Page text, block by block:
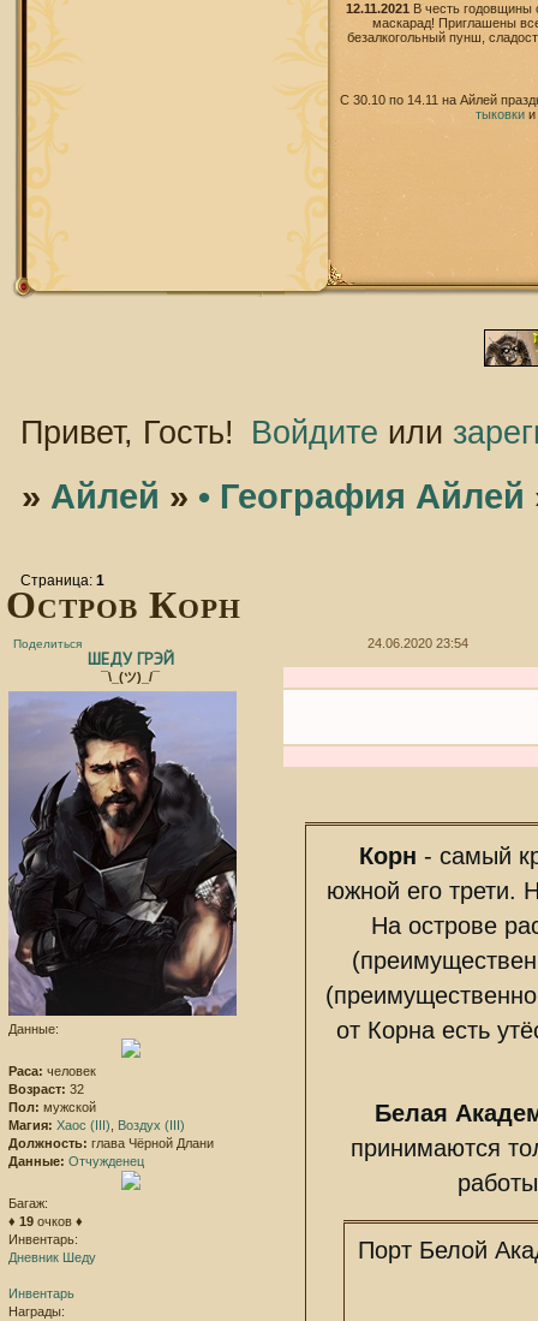
12.11.2021
В честь годовщины
маскарад! Приглашены
безалкогольный пунш,
С 30.10 по 14.11 на Айлей
тыковкии
Привет, Гость! Войдите или
» Айлей » • География Айлей
Остров Корн
Страница:1
Поделиться 24.06.2020 23:54
ШЕДУ ГРЭЙ
¯\_(ツ)_/¯
Данные:
Раса: человек
Возраст: 32
Пол: мужской
Магия: Хаос (III), Воздух (III)
Должность: глава Чёрной Длани
Данные: Отчужденец
Багаж:
♦ 19 очков ♦
Инвентарь:
Дневник Шеду
Инвентарь
Награды:
Корн - самый
южной его трети.
На острове
от Корна есть
Белая
принимаются
Порт Белой